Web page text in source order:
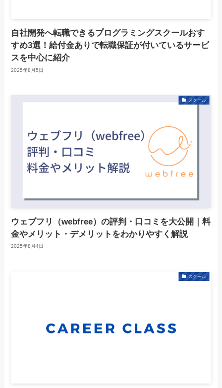
自社開発へ転職できるプログラミングスクールおす
すめ3選！給付金ありで転職保証が付いているサービ
スを中心に紹介
2025年8月5日
スクール
ウェブフリ（webfree）の評判・口コミを大公開｜料
金やメリット・デメリットをわかりやすく解説
2025年8月4日
スクール